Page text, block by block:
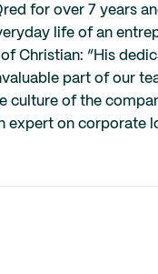
for over 7 years
life of an
Christian: “His
part of our
culture of the
expert on corporate